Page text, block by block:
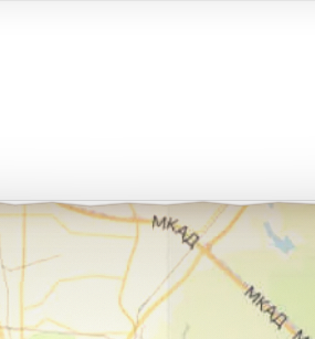
Саратов в город Анапа.